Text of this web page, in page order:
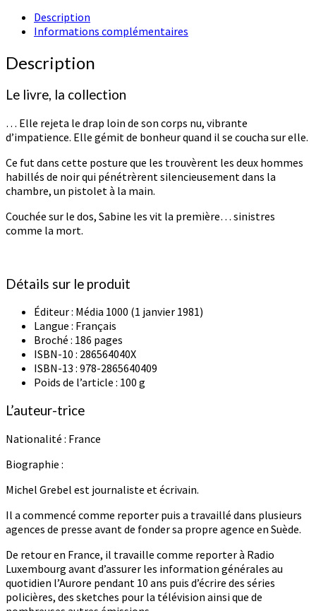
d'amourDescription
Informations complémentaires
Description
Le livre, la collection
… Elle rejeta le drap loin de son corps nu, vibrante
d’impatience. Elle gémit de bonheur quand il se coucha sur elle.
Ce fut dans cette posture que les trouvèrent les deux hommes
habillés de noir qui pénétrèrent silencieusement dans la
chambre, un pistolet à la main.
Couchée sur le dos, Sabine les vit la première… sinistres
comme la mort.
Détails sur le produit
Éditeur : Média 1000 (1 janvier 1981)
Langue : Français
Broché : 186 pages
ISBN-10 : 286564040X
ISBN-13 : 978-2865640409
Poids de l’article : 100 g
L’auteur-trice
Nationalité : France
Biographie :
Michel Grebel est journaliste et écrivain.
Il a commencé comme reporter puis a travaillé dans plusieurs
agences de presse avant de fonder sa propre agence en Suède.
De retour en France, il travaille comme reporter à Radio
Luxembourg avant d’assurer les information générales au
quotidien l’Aurore pendant 10 ans puis d’écrire des séries
policières, des sketches pour la télévision ainsi que de